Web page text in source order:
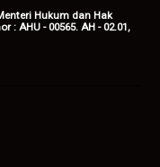
Hukum dan Hak
: AHU - 00565. AH - 02.01,